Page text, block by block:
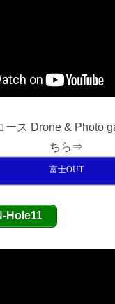
ース Drone & Photo
ちら⇒
富士OUT
Hole11